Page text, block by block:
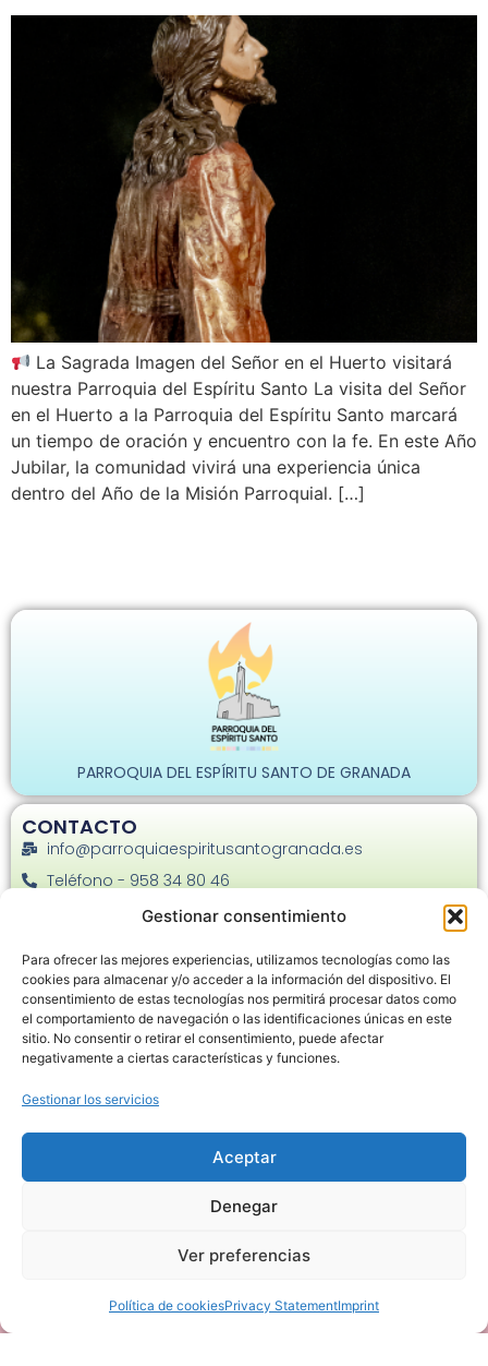
Gestionar consentimiento
Para ofrecer las mejores experiencias, utilizamos tecnologías como las
cookies para almacenar y/o acceder a la información del dispositivo. El
consentimiento de estas tecnologías nos permitirá procesar datos como
el comportamiento de navegación o las identificaciones únicas en este
sitio. No consentir o retirar el consentimiento, puede afectar
negativamente a ciertas características y funciones.
Gestionar los servicios
Aceptar
Denegar
Ver preferencias
Política de cookiesPrivacy StatementImprint
La Sagrada Imagen del Señor en el Huerto visitará
nuestra Parroquia del Espíritu Santo La visita del Señor
en el Huerto a la Parroquia del Espíritu Santo marcará
un tiempo de oración y encuentro con la fe. En este Año
Jubilar, la comunidad vivirá una experiencia única
dentro del Año de la Misión Parroquial. […]
PARROQUIA DEL ESPÍRITU SANTO DE GRANADA
CONTACTO
info@parroquiaespiritusantogranada.es
Teléfono - 958 34 80 46
C. Joaquina Eguaras, 22 - 18013
Política de cookies
Estoy de acuerdo